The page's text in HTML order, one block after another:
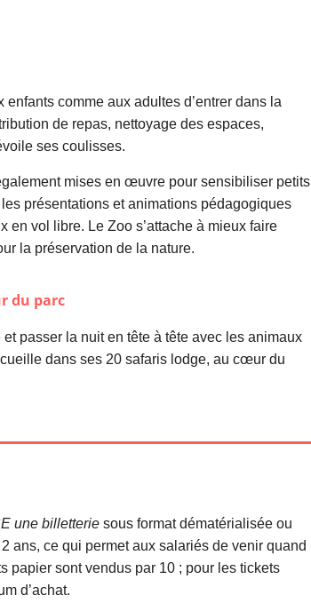
enfants comme aux adultes d’entrer dans la
de repas, nettoyage des espaces,
ses coulisses.
mises en œuvre pour sensibiliser petits
présentations et animations pédagogiques
en vol libre. Le Zoo s’attache à mieux faire
la préservation de la nature.
du parc
passer la nuit en tête à tête avec les animaux
dans ses 20 safaris lodge, au cœur du
une billetterie sous format dématérialisée ou
ans, ce qui permet aux salariés de venir quand
papier sont vendus par 10 ; pour les tickets
d’achat.